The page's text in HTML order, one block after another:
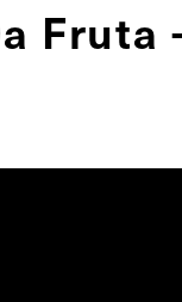
Fruta